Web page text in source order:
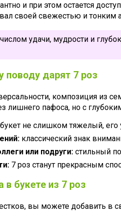
и при этом остается
своей свежестью и
удачи, мудрости и
поводу дарят 7 роз
композиция из
лишнего пафоса, но с
букет не слишком тяжелый, его
классический знак
или подруги: стильный
7 роз станут прекрасным
букете из 7 роз
вы можете добавить в